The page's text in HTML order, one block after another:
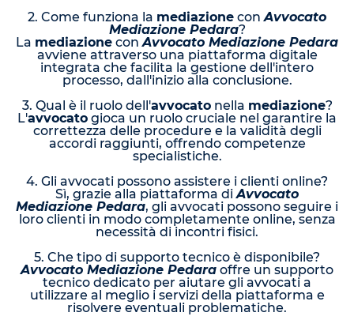
2. Come funziona la mediazione conAvvocato
Mediazione Pedara?
La mediazione conAvvocato Mediazione Pedara
avviene attraverso una piattaforma digitale
integrata che facilita la gestione dell'intero
processo, dall'inizio alla conclusione.
3. Qual è il ruolo dell'avvocatonella mediazione?
L'avvocato gioca un ruolo cruciale nel garantire la
correttezza delle procedure e la validità degli
accordi raggiunti, offrendo competenze
specialistiche.
4. Gli avvocati possono assistere i clienti online?
Sì, grazie alla piattaforma diAvvocato
Mediazione Pedara, gli avvocati possono seguire i
loro clienti in modo completamente online, senza
necessità di incontri fisici.
5. Che tipo di supporto tecnico è disponibile?
Avvocato Mediazione Pedara offre un supporto
tecnico dedicato per aiutare gli avvocati a
utilizzare al meglio i servizi della piattaforma e
risolvere eventuali problematiche.